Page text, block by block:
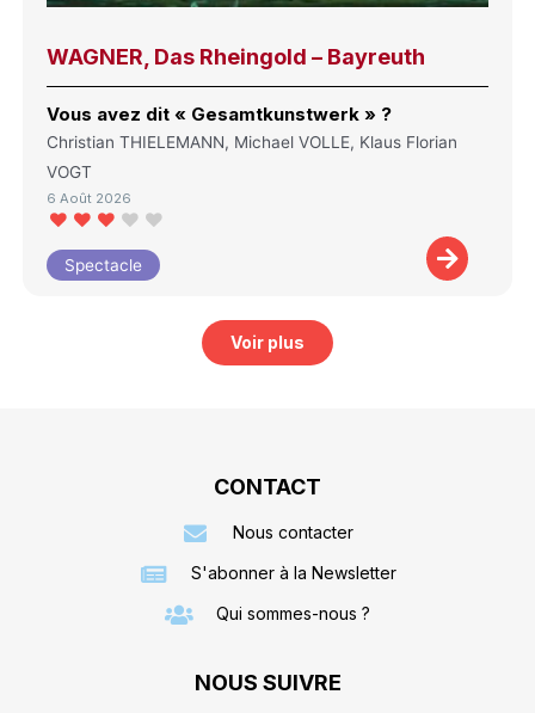
WAGNER, Das Rheingold – Bayreuth
Vous avez dit « Gesamtkunstwerk » ?
Christian THIELEMANN, Michael VOLLE, Klaus Florian
VOGT
6 Août 2026
Spectacle
Voir plus
CONTACT
Nous contacter
S'abonner à la Newsletter
Qui sommes-nous ?
NOUS SUIVRE